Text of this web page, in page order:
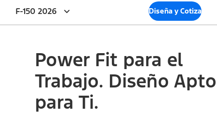
F-150 2026 Diseña y Cotiza
Power Fit para el
Trabajo. Diseño Apto
para Ti.